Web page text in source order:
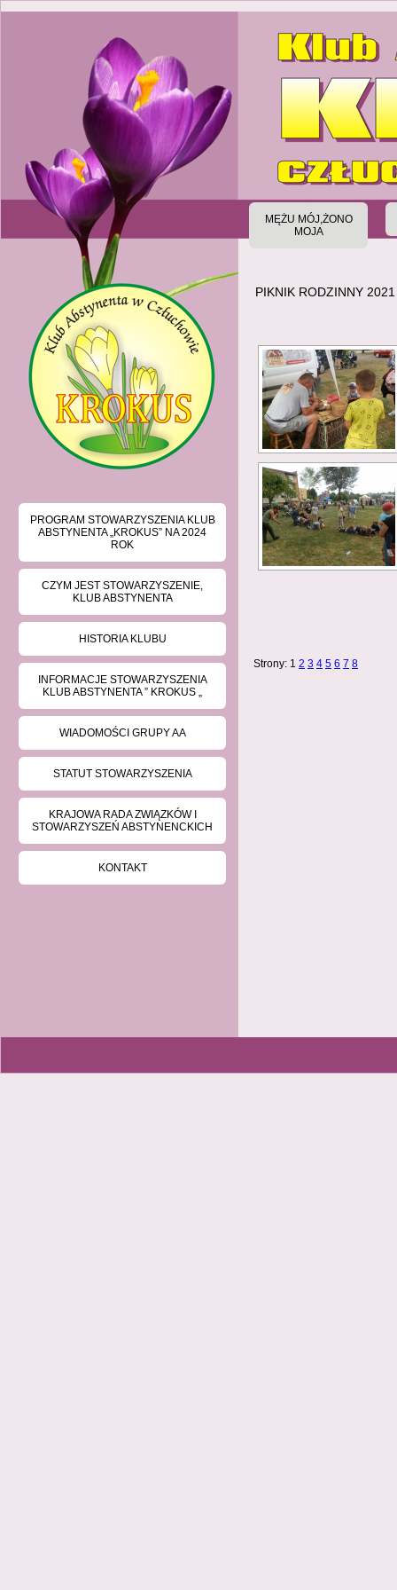
MĘŻU MÓJ,ŻONO
MOJA
PROGRAM STOWARZYSZENIA KLUB
ABSTYNENTA „KROKUS” NA 2024
ROK
CZYM JEST STOWARZYSZENIE,
KLUB ABSTYNENTA
HISTORIA KLUBU
INFORMACJE STOWARZYSZENIA
KLUB ABSTYNENTA ” KROKUS „
WIADOMOŚCI GRUPY AA
STATUT STOWARZYSZENIA
KRAJOWA RADA ZWIĄZKÓW I
STOWARZYSZEŃ ABSTYNENCKICH
KONTAKT
PIKNIK RODZINNY
Strony: 1 2 3 4 5 6 7 8